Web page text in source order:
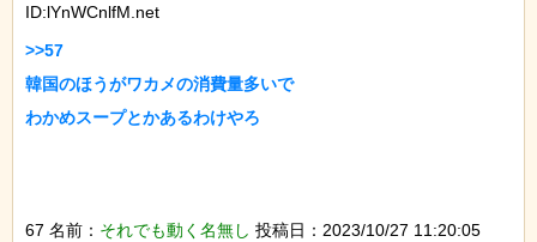
ID:lYnWCnlfM.net
>>57
韓国のほうがワカメの消費量多いで
わかめスープとかあるわけやろ
67 名前： それでも動く名無し 投稿日：2023/10/27 11:20:05